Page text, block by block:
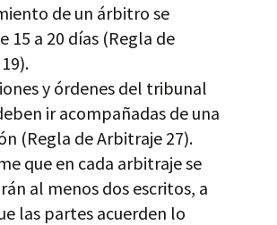
de un árbitro se
15 a 20 días (Regla de
y órdenes del tribunal
ir acompañadas de una
(Regla de Arbitraje 27).
que en cada arbitraje se
al menos dos escritos, a
las partes acuerden lo